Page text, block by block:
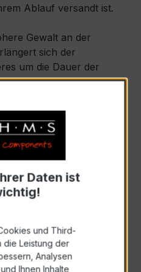
Ablauf versandt ist.
Gewalt an der
sich der
um die Dauer der
Gewalt zuzüglich einer
und von uns nicht zu
welche uns die
oder
bei den
Arbeitskampf,
Rohmaterial- oder
Betriebes im
oder durch
Fertigungsanlagen,
Daten ist
und Third-
die Leistung der
Analysen
Ihnen Inhalte